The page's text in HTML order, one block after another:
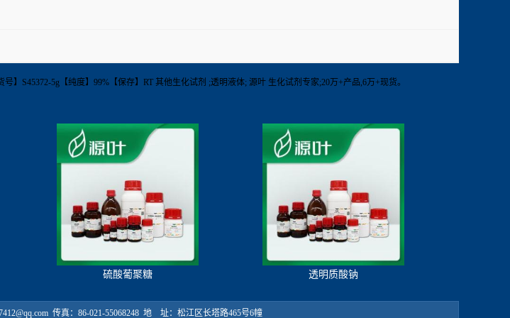
】S45372-5g【纯度】99%【保存】RT 其他生化试剂 ;透明液体; 源叶 生化试剂专家;20万+产品,6万+现货。
硫酸葡聚糖 透明质酸钠
传真：86-021-55068248 地 址：松江区长塔路465号6幢